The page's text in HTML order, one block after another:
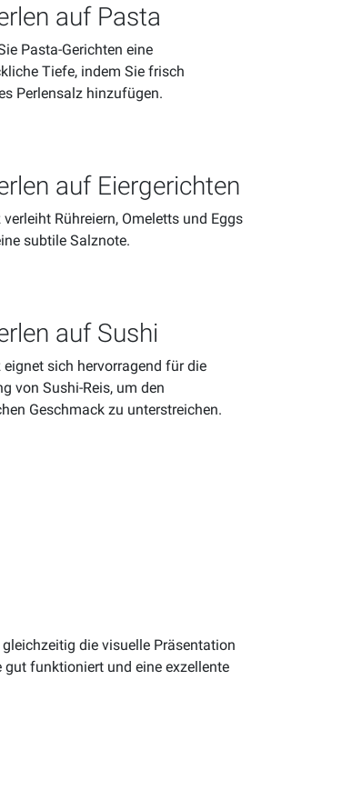
auf Pasta
Pasta-Gerichten eine
Tiefe, indem Sie frisch
Perlensalz hinzufügen.
auf Eiergerichten
verleiht Rühreiern, Omeletts und Eggs
subtile Salznote.
auf Sushi
eignet sich hervorragend für die
von Sushi-Reis, um den
Geschmack zu unterstreichen.
die visuelle Präsentation
gut funktioniert und eine exzellente